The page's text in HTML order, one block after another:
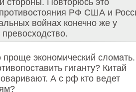
стороны. Повторюсь это
противостояния РФ США и
войнах конечно же у
проще экономический сломать.
гиганту? Китай
А с рф кто ведет